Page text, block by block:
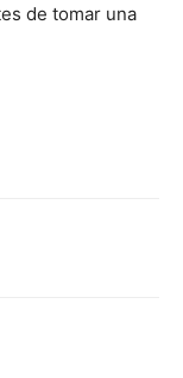
de tomar una